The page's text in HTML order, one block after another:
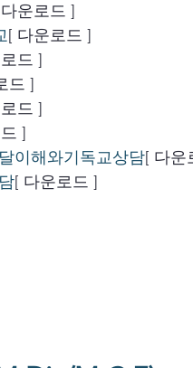
운로드 ]
[ 다운로드 ]
드 ]
드 ]
드 ]
]
이해와기독교상담[ 다운
[ 다운로드 ]